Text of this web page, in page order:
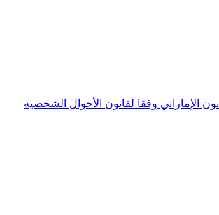
الإماراتي وفقا لقانون الأحوال الشخصية